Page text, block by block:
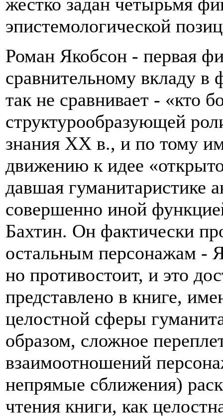
жестко задан четырьмя
эпистемологической
Роман Якобсон - первая
сравнительному вкладу
так не сравнивает - «кто
структурообразующей
знания ХХ в., и по тому
движению к идее
давшая гуманитаристике
совершенно иной
Бахтин. Он фактически
остальным персонажам -
но противостоит, и это
представлено в книге,
целостной сферы
образом, сложное
взаимоотношений
непрямые сближения)
чтения книги, как